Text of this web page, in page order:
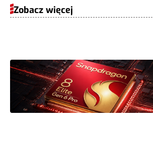
Zobacz więcej